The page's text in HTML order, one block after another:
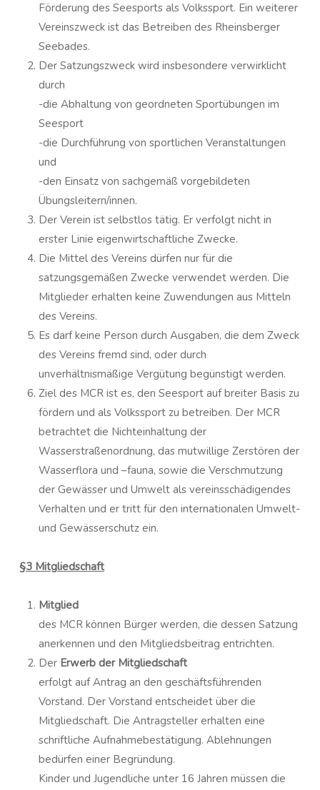
Förderung des Seesports als Volkssport. Ein weiterer
Vereinszweck ist das Betreiben des Rheinsberger
Seebades.
Der Satzungszweck wird insbesondere verwirklicht
durch
-die Abhaltung von geordneten Sportübungen im
Seesport
-die Durchführung von sportlichen Veranstaltungen
und
-den Einsatz von sachgemäß vorgebildeten
Übungsleitern/innen.
Der Verein ist selbstlos tätig. Er verfolgt nicht in
erster Linie eigenwirtschaftliche Zwecke.
Die Mittel des Vereins dürfen nur für die
satzungsgemäßen Zwecke verwendet werden. Die
Mitglieder erhalten keine Zuwendungen aus Mitteln
des Vereins.
Es darf keine Person durch Ausgaben, die dem Zweck
des Vereins fremd sind, oder durch
unverhältnismäßige Vergütung begünstigt werden.
Ziel des MCR ist es, den Seesport auf breiter Basis zu
fördern und als Volkssport zu betreiben. Der MCR
betrachtet die Nichteinhaltung der
Wasserstraßenordnung, das mutwillige Zerstören der
Wasserflora und –fauna, sowie die Verschmutzung
der Gewässer und Umwelt als vereinsschädigendes
Verhalten und er tritt für den internationalen Umwelt-
und Gewässerschutz ein.
§3 Mitgliedschaft
Mitglied
des MCR können Bürger werden, die dessen Satzung
anerkennen und den Mitgliedsbeitrag entrichten.
Der Erwerb der Mitgliedschaft
erfolgt auf Antrag an den geschäftsführenden
Vorstand. Der Vorstand entscheidet über die
Mitgliedschaft. Die Antragsteller erhalten eine
schriftliche Aufnahmebestätigung. Ablehnungen
bedürfen einer Begründung.
Kinder und Jugendliche unter 16 Jahren müssen die